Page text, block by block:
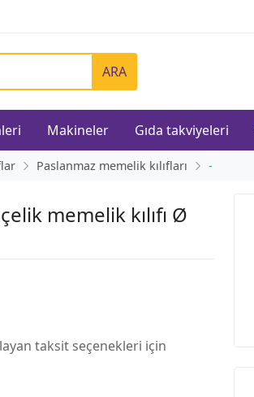
ARA
Makineler Gıda takviyeleri
Paslanmaz memelik kılıfları -
memelik kılıfı Ø
taksit seçenekleri için